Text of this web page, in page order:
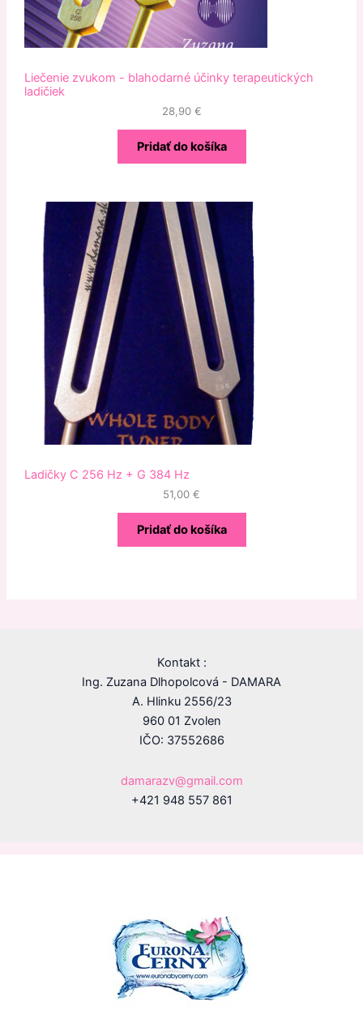
Liečenie zvukom - blahodarné účinky terapeutických
ladičiek
28,90 €
Pridať do košíka
Ladičky C 256 Hz + G 384 Hz
51,00 €
Pridať do košíka
Kontakt :
Ing. Zuzana Dlhopolcová - DAMARA
A. Hlinku 2556/23
960 01 Zvolen
IČO: 37552686
damarazv@gmail.com
+421 948 557 861